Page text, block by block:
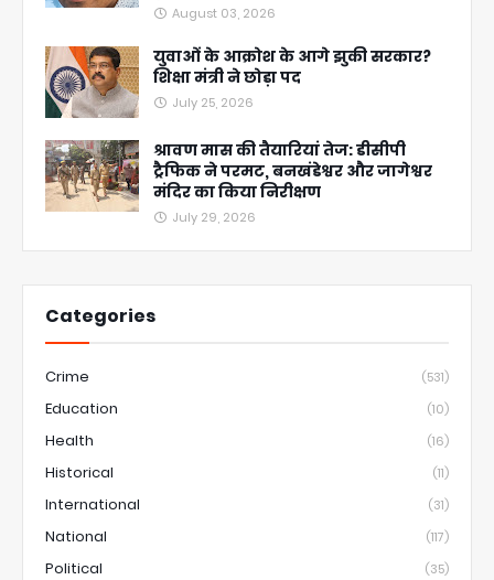
August 03, 2026
युवाओं के आक्रोश के आगे झुकी सरकार?
शिक्षा मंत्री ने छोड़ा पद
July 25, 2026
श्रावण मास की तैयारियां तेज: डीसीपी
ट्रैफिक ने परमट, बनखंडेश्वर और जागेश्वर
मंदिर का किया निरीक्षण
July 29, 2026
Categories
Crime (531)
Education (10)
Health (16)
Historical (11)
International (31)
National (117)
Political (35)